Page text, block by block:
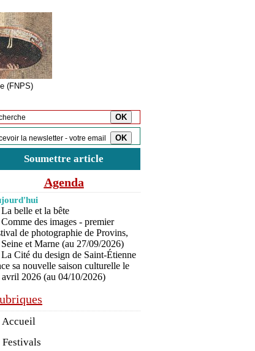
(FNPS)
Soumettre article
Agenda
La belle et la bête
Comme des images - premier
de photographie de Provins,
et Marne (au 27/09/2026)
La Cité du design de Saint-Étienne
sa nouvelle saison culturelle le
avril 2026 (au 04/10/2026)
Accueil
Festivals